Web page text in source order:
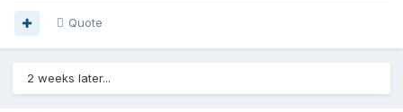
Quote
2 weeks later...